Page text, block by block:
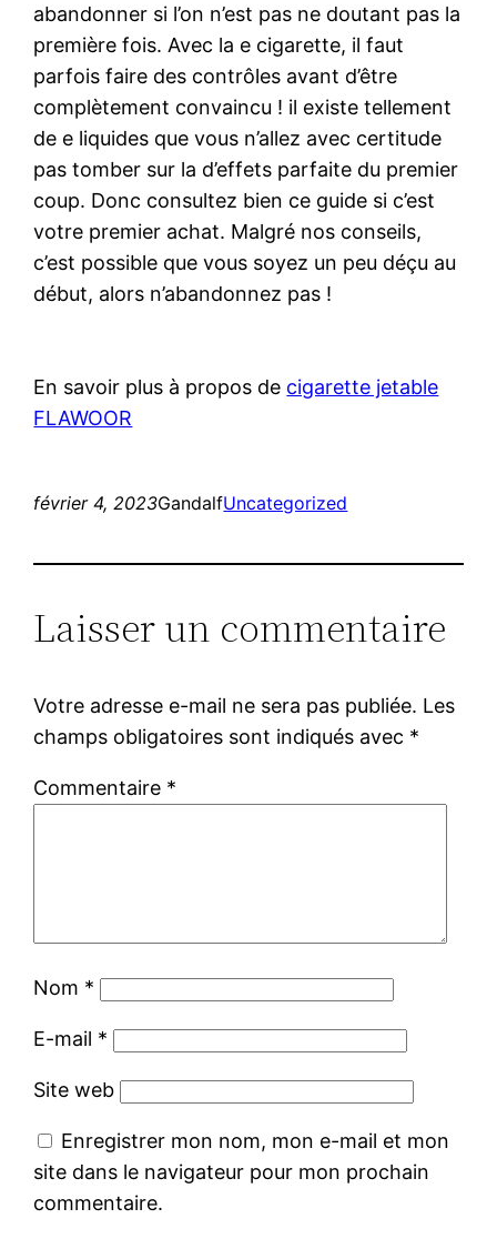
abandonner si l’on n’est pas ne doutant pas la
première fois. Avec la e cigarette, il faut
parfois faire des contrôles avant d’être
complètement convaincu ! il existe tellement
de e liquides que vous n’allez avec certitude
pas tomber sur la d’effets parfaite du premier
coup. Donc consultez bien ce guide si c’est
votre premier achat. Malgré nos conseils,
c’est possible que vous soyez un peu déçu au
début, alors n’abandonnez pas !
En savoir plus à propos de cigarette jetable
FLAWOOR
février 4, 2023GandalfUncategorized
Laisser un commentaire
Votre adresse e-mail ne sera pas publiée. Les
champs obligatoires sont indiqués avec *
Commentaire *
Nom *
E-mail *
Site web
Enregistrer mon nom, mon e-mail et mon
site dans le navigateur pour mon prochain
commentaire.